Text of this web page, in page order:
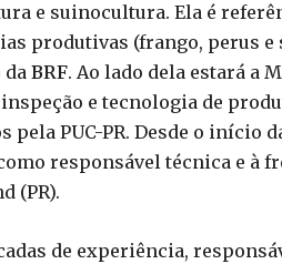
e suinocultura. Ela é
produtivas (frango, perus e
BRF. Ao lado dela estará a
e tecnologia de
PUC-PR. Desde o início
responsável técnica e à
(PR).
de experiência,